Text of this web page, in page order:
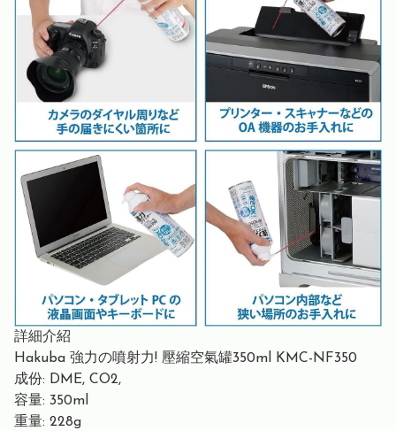
詳細介紹
Hakuba 強力の噴射力! 壓縮空氣罐350ml KMC-NF350
成份: DME, CO2,
容量: 350ml
重量: 228g